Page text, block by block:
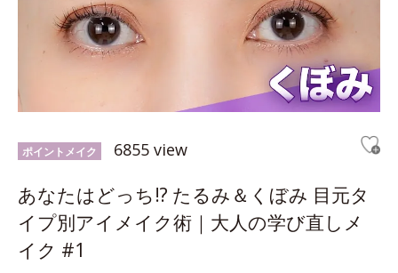
ポイントメイク 6855 view
あなたはどっち!? たるみ＆くぼみ 目元タ
イプ別アイメイク術｜大人の学び直しメ
イク #1